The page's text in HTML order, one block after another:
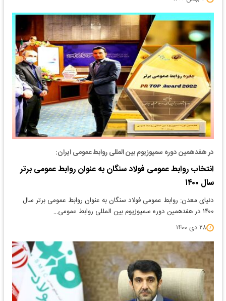
در هفدهمین دوره سمپوزیوم بین المللی روابط عمومی ایران:
انتخاب روابط عمومی فولاد سنگان به عنوان روابط عمومی برتر
سال ۱۴۰۰
دنیای معدن: روابط عمومی فولاد سنگان به عنوان روابط عمومی برتر سال
۱۴۰۰ در هفدهمین دوره سمپوزیوم بین المللی روابط عمومی…
۲۸ دی ۱۴۰۰